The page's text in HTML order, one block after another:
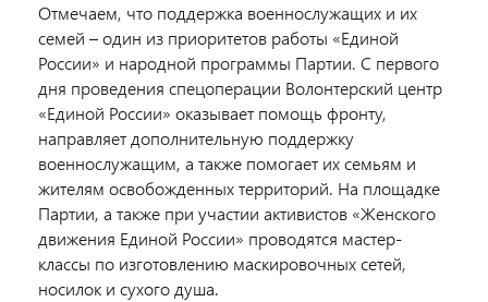
Отмечаем, что поддержка военнослужащих и их
семей – один из приоритетов работы «Единой
России» и народной программы Партии. С первого
дня проведения спецоперации Волонтерский центр
«Единой России» оказывает помощь фронту,
направляет дополнительную поддержку
военнослужащим, а также помогает их семьям и
жителям освобожденных территорий. На площадке
Партии, а также при участии активистов «Женского
движения Единой России» проводятся мастер-
классы по изготовлению маскировочных сетей,
носилок и сухого душа.